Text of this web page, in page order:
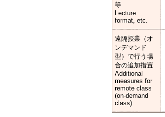
等
Lecture
format, etc.
遠隔授業（オ
ンデマンド
型）で行う場
合の追加措置
Additional
measures for
remote class
(on-demand
class)